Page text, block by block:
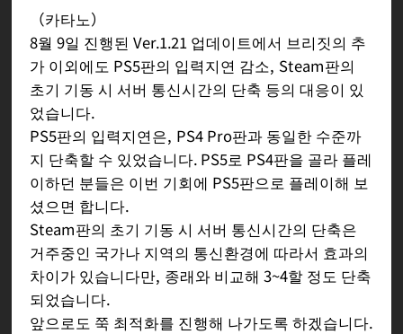
（카타노）
8월 9일 진행된 Ver.1.21 업데이트에서 브리짓의 추
가 이외에도 PS5판의 입력지연 감소, Steam판의
초기 기동 시 서버 통신시간의 단축 등의 대응이 있
었습니다.
PS5판의 입력지연은, PS4 Pro판과 동일한 수준까
지 단축할 수 있었습니다. PS5로 PS4판을 골라 플레
이하던 분들은 이번 기회에 PS5판으로 플레이해 보
셨으면 합니다.
Steam판의 초기 기동 시 서버 통신시간의 단축은
거주중인 국가나 지역의 통신환경에 따라서 효과의
차이가 있습니다만, 종래와 비교해 3~4할 정도 단축
되었습니다.
앞으로도 쭉 최적화를 진행해 나가도록 하겠습니다.